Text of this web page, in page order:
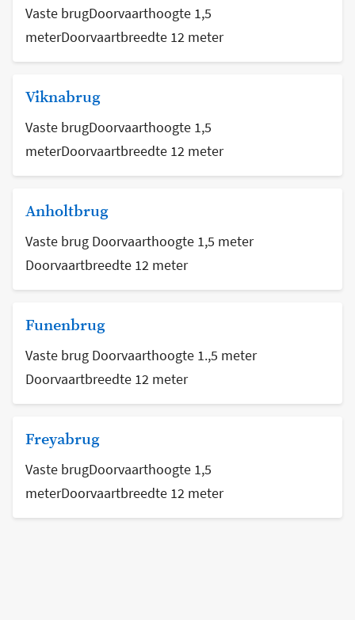
Vaste brugDoorvaarthoogte 1,5
meterDoorvaartbreedte 12 meter
Viknabrug
Vaste brugDoorvaarthoogte 1,5
meterDoorvaartbreedte 12 meter
Anholtbrug
Vaste brug Doorvaarthoogte 1,5 meter
Doorvaartbreedte 12 meter
Funenbrug
Vaste brug Doorvaarthoogte 1.,5 meter
Doorvaartbreedte 12 meter
Freyabrug
Vaste brugDoorvaarthoogte 1,5
meterDoorvaartbreedte 12 meter